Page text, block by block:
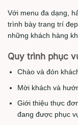
Với menu đa dạng,
trình bày trang trí
những khách hàng
Quy trình phục
Chào và đón
Mời khách và
Giới thiệu thực
đang được phục